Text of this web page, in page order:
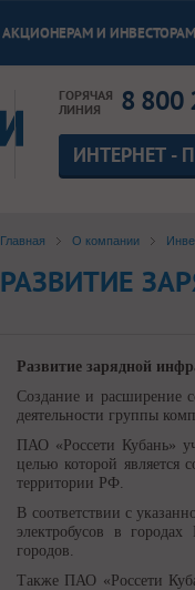
АКЦИОНЕРАМ И ИНВЕСТОРАМ
ГОРЯЧАЯ
ЛИНИЯ
8 800
ИНТЕРНЕТ -
Главная О компании
РАЗВИТИЕ
Развитие зарядной
Создание и расширение
деятельности группы
ПАО «Россети Кубань»
целью которой является
территории РФ.
В соответствии с
электробусов в
городов.
Также ПАО «Россети